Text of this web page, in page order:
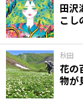
田沢
こし
秋田
花の
物が